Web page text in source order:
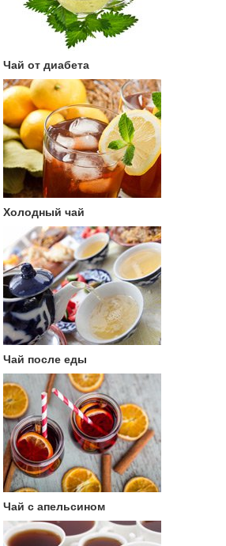
Чай от диабета
Холодный чай
Чай после еды
Чай с апельсином